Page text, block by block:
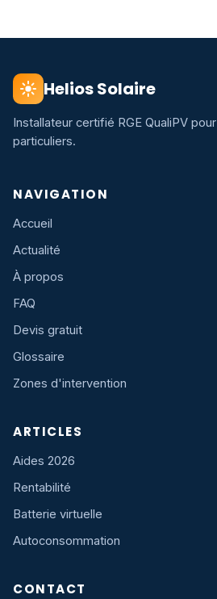
Helios Solaire
Installateur certifié RGE QualiPV pour
particuliers.
NAVIGATION
Accueil
Actualité
À propos
FAQ
Devis gratuit
Glossaire
Zones d'intervention
ARTICLES
Aides 2026
Rentabilité
Batterie virtuelle
Autoconsommation
CONTACT